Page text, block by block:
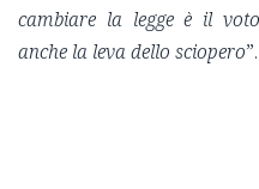
cambiare la legge è il
anche la leva dello sciopero”.